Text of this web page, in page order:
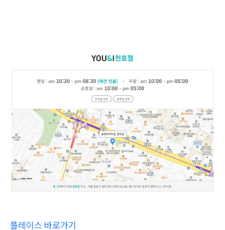
플레이스 바로가기